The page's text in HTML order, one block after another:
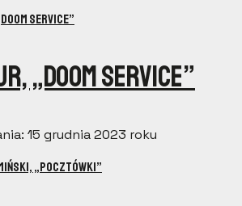
„Doom Service”
15 grudnia 2023 roku